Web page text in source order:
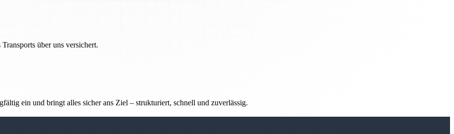
über uns versichert.
ein und bringt alles sicher ans Ziel – strukturiert, schnell und zuverlässig.